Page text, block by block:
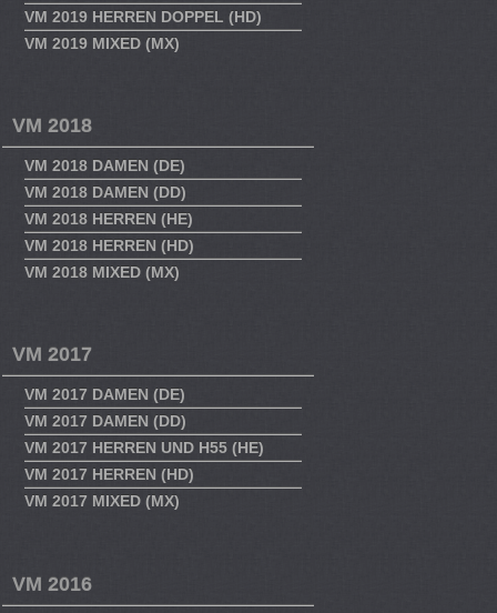
VM 2019 HERREN DOPPEL (HD)
VM 2019 MIXED (MX)
VM 2018
VM 2018 DAMEN (DE)
VM 2018 DAMEN (DD)
VM 2018 HERREN (HE)
VM 2018 HERREN (HD)
VM 2018 MIXED (MX)
VM 2017
VM 2017 DAMEN (DE)
VM 2017 DAMEN (DD)
VM 2017 HERREN UND H55 (HE)
VM 2017 HERREN (HD)
VM 2017 MIXED (MX)
VM 2016